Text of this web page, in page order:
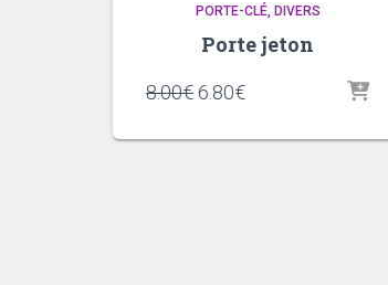
PORTE-CLÉ DIVERS
Porte jeton
8.00€ Le
initial
6.80€Le
actuel